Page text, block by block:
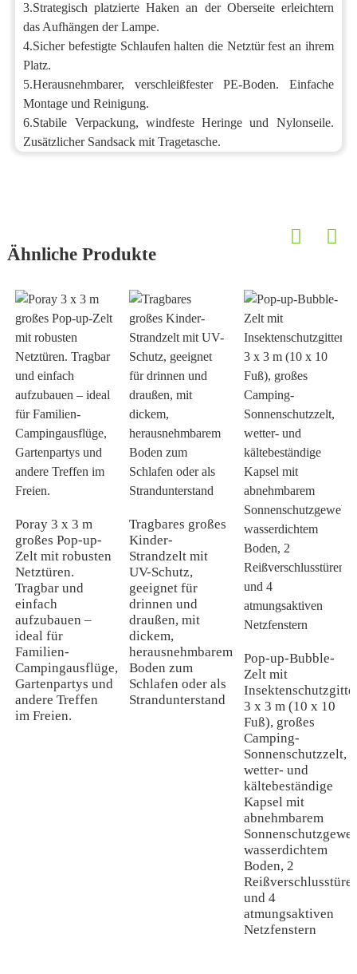
3.Strategisch platzierte Haken an der Oberseite erleichtern
das Aufhängen der Lampe.
4.Sicher befestigte Schlaufen halten die Netztür fest an ihrem
Platz.
5.Herausnehmbarer, verschleißfester PE-Boden. Einfache
Montage und Reinigung.
6.Stabile Verpackung, windfeste Heringe und Nylonseile.
Zusätzlicher Sandsack mit Tragetasche.
Ähnliche Produkte
Poray 3 x 3 m
großes Pop-up-
Zelt mit robusten
Netztüren.
Tragbar und
einfach
aufzubauen –
ideal für
Familien-
Campingausflüge,
Gartenpartys und
andere Treffen
im Freien.
Tragbares großes
Kinder-
Strandzelt mit
UV-Schutz,
geeignet für
drinnen und
draußen, mit
dickem,
herausnehmbarem
Boden zum
Schlafen oder als
Strandunterstand
Pop-up-Bubble-
Zelt mit
3 x 3 m (10 x 10
Fuß), großes
Camping-
Sonnenschutzzelt,
wetter- und
kältebeständige
Kapsel mit
abnehmbarem
wasserdichtem
Boden, 2
und 4
atmungsaktiven
Netzfenstern